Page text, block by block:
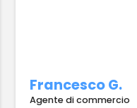
Francesco G.
Agente di commercio